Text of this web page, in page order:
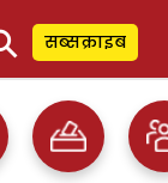
सब्सक्राइब